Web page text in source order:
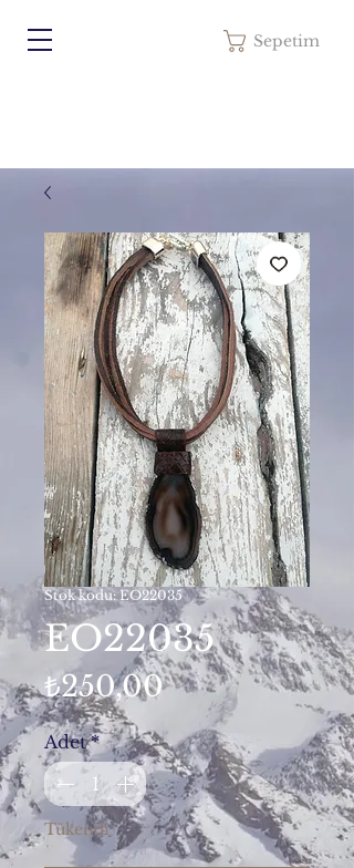
Sepetim
Stok kodu: EO22035
EO22035
₺250,00Fiyat
Adet *
Tükendi